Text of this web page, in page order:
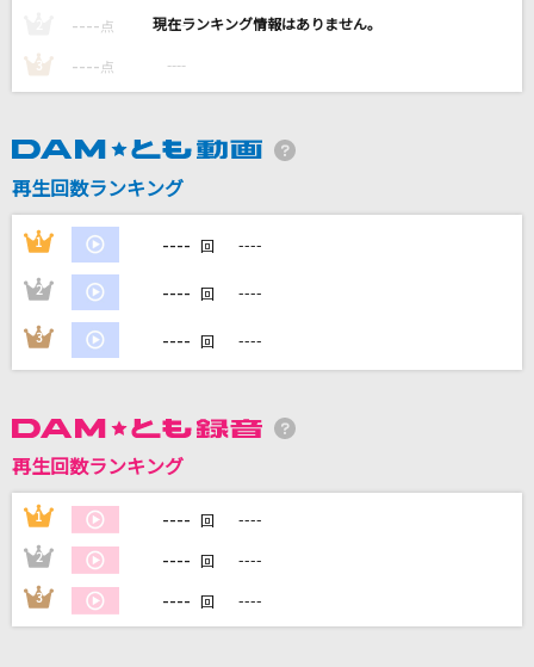
杏里(ANRI)
Mrs. GREEN APPLE
月に吠える
ヨルシカ
セレナーデ
なとり
超ときめき宣伝部(ときめき宣伝部)
[生音]Love is...
河村隆一
---- 点 ----
3 ---- 点 ----
再生回数ランキング
1 ---- 回 ----
2 ---- 回 ----
3 ---- 回 ----
再生回数ランキング
1 ---- 回 ----
2 ---- 回 ----
3 ---- 回 ----